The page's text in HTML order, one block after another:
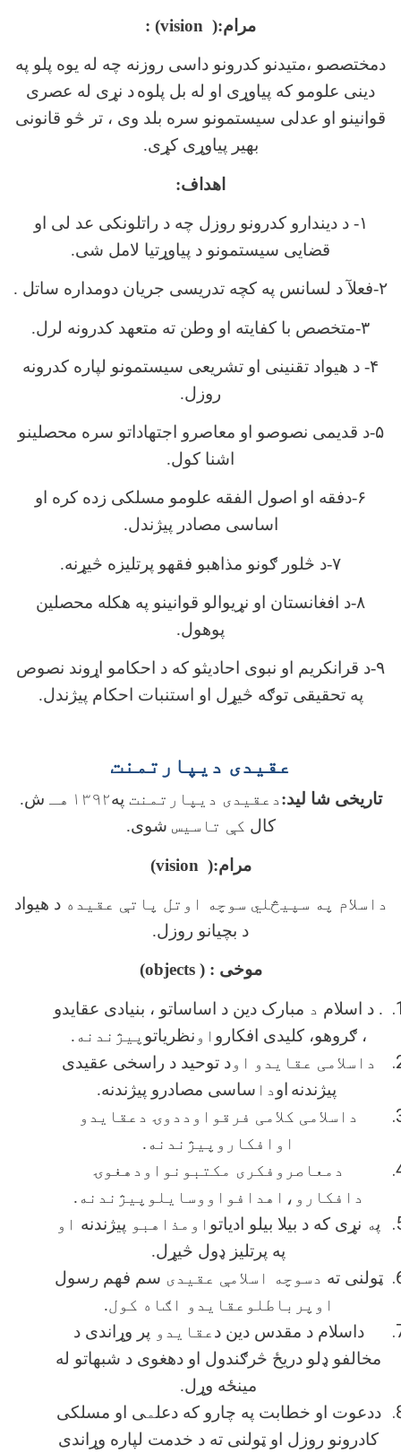
مرام:( vision
)
:
دمختصصو ،متیدنو کدرونو داسی روزنه چه له یوه پلو په
دینی علومو که پیاوړی او له بل پلوهد نړی له عصری
قوانینو او عدلی سیستمونو سره بلد وی ، تر څو قانونی
بهیر پیاوړی کړی.
اهداف:
۱- د دیندارو کدرونو روزل چه د راتلونکی عد لی او
قضایی سیستمونو د پیاوړتیا لامل شی.
۲-فعلآ د لسانس په کچه تدریسی جریان دومداره ساتل .
۳-متخصص با کفایته او وطن ته متعهد کدرونه لرل.
۴- د هیواد تقنینی او تشریعی سیستمونو لپاره کدرونه
روزل.
۵-د قدیمی نصوصو او معاصرو اجتهاداتو سره محصلینو
اشنا کول.
۶-دفقه او اصول الفقه علومو مسلکی زده کره او
اساسی مصادر پیژندل.
۷-د څلور ګونو مذاهبو فقهو پرتلیزه څیړنه.
۸-د افغانستان او نړیوالو قوانینو په هکله محصلین
پوهول.
۹-د قرانکریم او نبوی احادیثو که د احکامو اړوند نصوص
په تحقیقی توګه څیړل او استنبات احکام پیژندل.
عقیدی ديپارتمنت
تاریخی شا لید:دعقیدی دیپارتمنت په۱۳۹۲ هـ ش.
کال کې تاسیس شوی.
مرام:( vision
)
داسلام په سپیڅلي سوچه اوتل پاتې عقیدهد هیواد
د بچیانو روزل.
موخی : ( objects
)
. د اسلام د مبارک دین د اساساتو ، بنیادی عقایدو
، ګروهو، کلیدی افکارو او نظریاتو پيژندنه.
داسلامی عقایدو اود توحید د راسخی عقیدی
پیژندنه اودا ساسی مصادرو پیژندنه.
داسلامی کلامی فرقواوددوۍ دعقایدو
اوافکاروپیژندنه.
دمعاصروفکری مکتبونواودهغوۍ
دافکارو،اهدافواووسایلوپیژندنه.
په نړی که د بیلا بیلو ادیاتو اومذاهبو پیژندنه او
په پرتلیز ډول څیړل.
ټولنی ته دسوچه اسلامې عقیدی سم فهم رسول
اوپرباطلوعقایدو اګاه کول.
داسلام د مقدس دین د عقایدو پر وړاندی د
مخالفو ډلو دریځ څرګندول او دهغوی د شبهاتو له
مینځه وړل.
ددعوت او خطابت په چارو که دعلمی او مسلکی
کادرونو روزل او ټولنی ته د خدمت لپاره وړاندی